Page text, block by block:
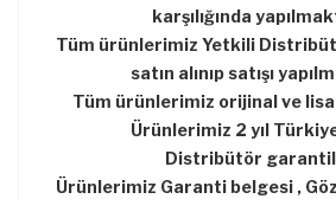
karşılığında
Tüm ürünlerimiz Yetkili
satın alınıp satışı
Tüm ürünlerimiz orijinal ve
Ürünlerimiz 2 yıl
Distribütör
Ürünlerimiz Garanti belgesi ,